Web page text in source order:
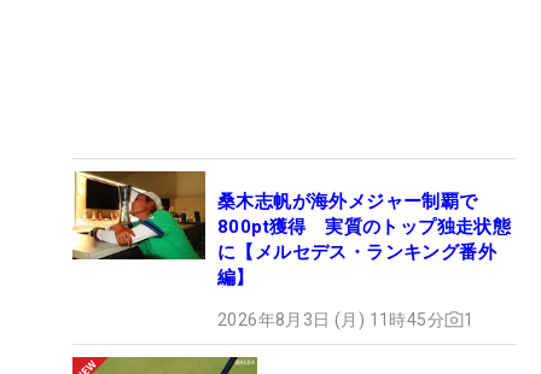
桑木志帆が海外メジャー制覇で
800pt獲得 実質のトップ独走状態
に【メルセデス・ランキング番外
編】
2026年8月3日 (月) 11時45分 1